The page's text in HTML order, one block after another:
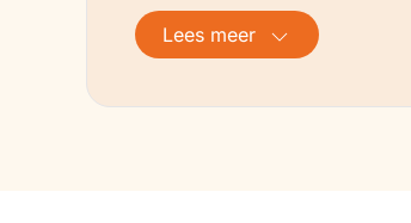
Hoe is de ventilatie
Mechanisch via
Lees meer